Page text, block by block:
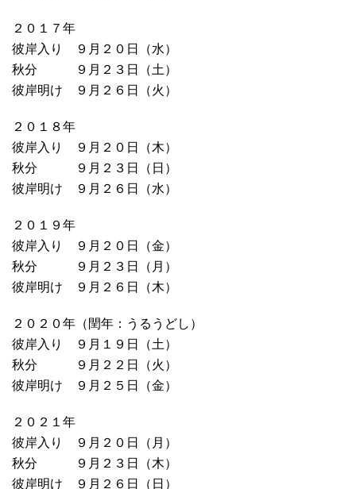
２０１７年
彼岸入り ９月２０日（水）
秋分 ９月２３日（土）
彼岸明け ９月２６日（火）
２０１８年
彼岸入り ９月２０日（木）
秋分 ９月２３日（日）
彼岸明け ９月２６日（水）
２０１９年
彼岸入り ９月２０日（金）
秋分 ９月２３日（月）
彼岸明け ９月２６日（木）
２０２０年（閏年：うるうどし）
彼岸入り ９月１９日（土）
秋分 ９月２２日（火）
彼岸明け ９月２５日（金）
２０２１年
彼岸入り ９月２０日（月）
秋分 ９月２３日（木）
彼岸明け ９月２６日（日）